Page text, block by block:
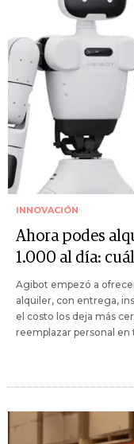
INNOVACIÓN
Ahora podes
1.000 al día:
Agibot empezó a
alquiler, con entrega,
el costo los deja más
reemplazar personal en